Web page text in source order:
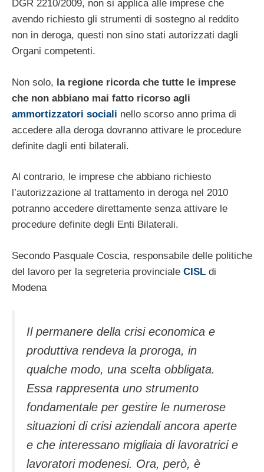
DGR 2210/2009, non si applica alle imprese che
avendo richiesto gli strumenti di sostegno al reddito
non in deroga, questi non sino stati autorizzati dagli
Organi competenti.
Non solo, la regione ricorda che tutte le imprese
che non abbiano mai fatto ricorso agli
ammortizzatori sociali nello scorso anno prima di
accedere alla deroga dovranno attivare le procedure
definite dagli enti bilaterali.
Al contrario, le imprese che abbiano richiesto
l’autorizzazione al trattamento in deroga nel 2010
potranno accedere direttamente senza attivare le
procedure definite degli Enti Bilaterali.
Secondo Pasquale Coscia, responsabile delle politiche
del lavoro per la segreteria provinciale CISL di
Modena
Il permanere della crisi economica e
produttiva rendeva la proroga, in
qualche modo, una scelta obbligata.
Essa rappresenta uno strumento
fondamentale per gestire le numerose
situazioni di crisi aziendali ancora aperte
e che interessano migliaia di lavoratrici e
lavoratori modenesi. Ora, però, è